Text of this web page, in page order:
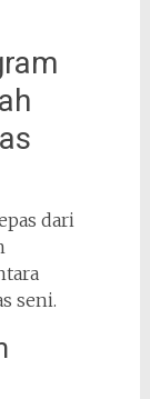
dari
seni.